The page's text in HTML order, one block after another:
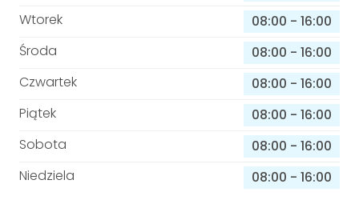
Wtorek
08:00 - 16:00
Środa
08:00 - 16:00
Czwartek
08:00 - 16:00
Piątek
08:00 - 16:00
Sobota
08:00 - 16:00
Niedziela
08:00 - 16:00